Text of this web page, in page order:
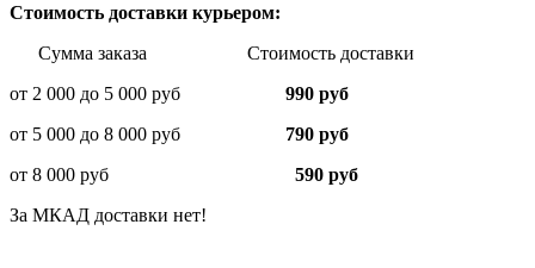
Стоимость доставки курьером:
Сумма заказа Стоимость доставки
от 2 000 до 5 000 руб
990 руб
от 5 000 до 8 000 руб 790 руб
от 8 000 руб 590 руб
За МКАД доставки нет!